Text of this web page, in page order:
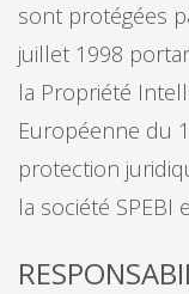
sont protégées
juillet 1998
la Propriété
Européenne du
protection
la société SPEBI